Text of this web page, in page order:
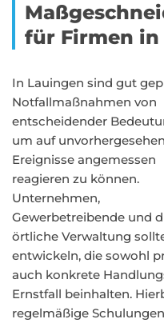
für Firmen in
In Lauingen sind gut
Notfallmaßnahmen von
entscheidender
um auf
Ereignisse angemessen
reagieren zu können.
Unternehmen,
Gewerbetreibende und
örtliche Verwaltung
entwickeln, die sowohl
auch konkrete
Ernstfall beinhalten.
regelmäßige